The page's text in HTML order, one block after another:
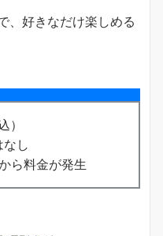
、好きなだけ楽しめる
）
なし
ら料金が発生